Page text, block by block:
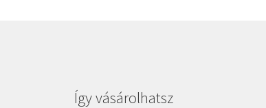
Így vásárolhatsz